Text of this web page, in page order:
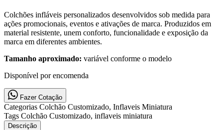
Colchões infláveis personalizados desenvolvidos sob medida para
ações promocionais, eventos e ativações de marca. Produzidos em
material resistente, unem conforto, funcionalidade e exposição da
marca em diferentes ambientes.
Tamanho aproximado: variável conforme o modelo
Disponível por encomenda
Fazer Cotação
Categorias Colchão Customizado, Inflaveis Miniatura
Tags Colchão Customizado, inflaveis miniatura
Descrição